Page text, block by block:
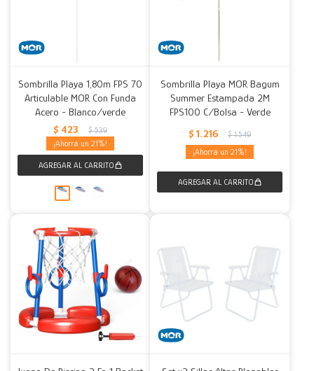
Sombrilla Playa 1,80m FPS 70
Articulable MOR Con Funda
Acero - Blanco/verde
$ 423 $ 539
21
Sombrilla Playa MOR Bagum
Summer Estampada 2M
FPS100 C/Bolsa - Verde
$ 1.216 $ 1.549
21